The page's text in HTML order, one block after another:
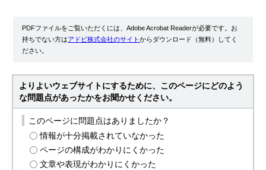
PDFファイルをご覧いただくには、Adobe Acrobat Readerが必要です。お
持ちでない方はアドビ株式会社のサイトからダウンロード（無料）してく
ださい。
よりよいウェブサイトにするために、このページにどのよう
な問題点があったかをお聞かせください。
このページに問題点はありましたか？
情報が十分掲載されていなかった
ページの構成がわかりにくかった
文章や表現がわかりにくかった